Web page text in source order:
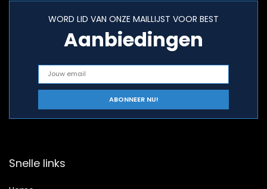
WORD LID VAN ONZE MAILLIJST VOOR BEST
Aanbiedingen
Snelle links